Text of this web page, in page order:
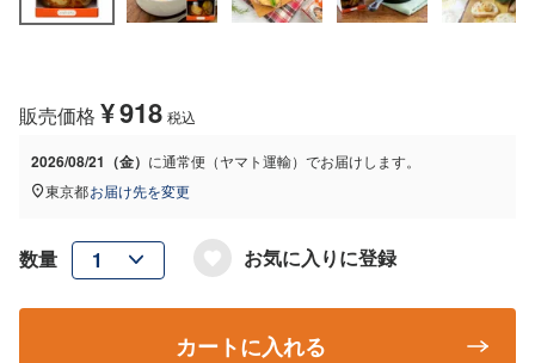
販売価格 ¥918 税込
2026/08/21（金） に通常便（ヤマト運輸） でお届けします。
東京都お届け先を変更
お気に入りに登録
カートに入れる